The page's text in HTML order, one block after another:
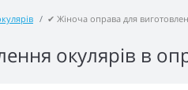
✔ Жіноча оправа для
окулярів в